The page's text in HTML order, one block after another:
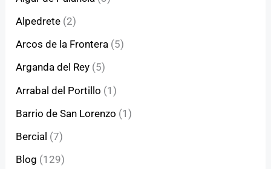
Alpedrete (2)
Arcos de la Frontera (5)
Arganda del Rey (5)
Arrabal del Portillo (1)
Barrio de San Lorenzo (1)
Bercial (7)
Blog (129)